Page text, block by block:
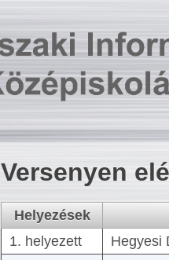
Versenyen
Helyezések
1. helyezett
Hegyesi